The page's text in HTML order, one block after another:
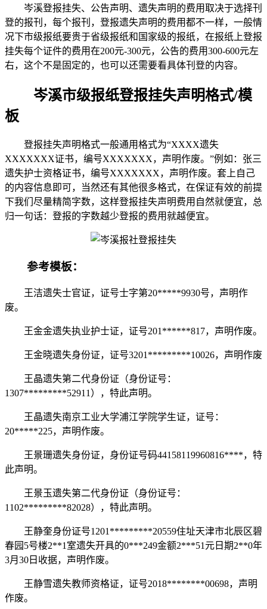
岑溪登报挂失、公告声明、遗失声明的费用取决于选择刊
登的报刊，每个报刊，登报遗失声明的费用都不一样，一般情
况下市级报纸要贵于省级报纸和国家级的报纸，在报纸上登报
挂失每个证件的费用在200元-300元，公告的费用300-600元左
右，这个不是固定的，也可以还需要看具体刊登的内容。
岑溪市级报纸登报挂失声明格式/模
板
登报挂失声明格式一般通用格式为“XXXX遗失
XXXXXXX证书，编号XXXXXXX，声明作废。”例如：张三
遗失护士资格证书，编号XXXXXXX，声明作废。套上自己
的内容信息即可，当然还有其他很多格式，在保证有效的前提
下我们尽量精简字数，这样登报挂失声明费用自然就便宜，总
归一句话：登报的字数越少登报的费用就越便宜。
参考模板：
王洁遗失士官证，证号士字第20*****9930号，声明作
废。
王金金遗失执业护士证，证号201******817，声明作废。
王金晓遗失身份证，证号3201*********10026，声明作废
王晶遗失第二代身份证（身份证号：
1307*********52911），特此声明。
王晶遗失南京工业大学浦江学院学生证，证号：
20*****225，声明作废。
王景珊遗失身份证，身份证号码44158119960816****，特
此声明。
王景玉遗失第二代身份证（身份证号：
1102*********82028），特此声明。
王静奎身份证号1201*********20559住址天津市北辰区碧
春园5号楼2**1室遗失开具的0***249金额2***51元日期2**0年
3月30日收据，声明作废。
王静雪遗失教师资格证，证号2018********00698，声明
作废。